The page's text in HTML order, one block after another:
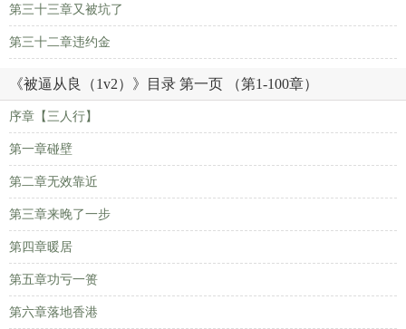
第三十三章又被坑了
第三十二章违约金
《被逼从良（1v2）》目录 第一页 （第1-100章）
序章【三人行】
第一章碰壁
第二章无效靠近
第三章来晚了一步
第四章暖居
第五章功亏一篑
第六章落地香港